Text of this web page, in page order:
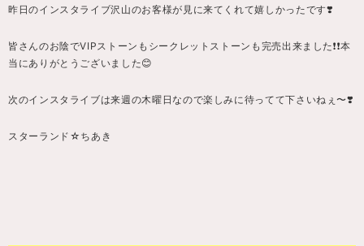
昨日のインスタライブ沢山のお客様が見に来てくれて嬉しかったです❣️
皆さんのお陰でVIPストーンもシークレットストーンも完売出来ました❗️❗️本
当にありがとうございました😊
次のインスタライブは来週の木曜日なので楽しみに待ってて下さいねぇ〜❣️
スターランド☆ちあき